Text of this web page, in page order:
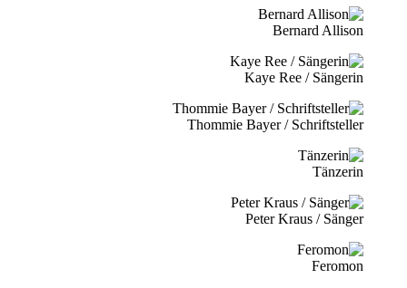
Bernard Allison
Kaye Ree / Sängerin
Thommie Bayer / Schriftsteller
Tänzerin
Peter Kraus / Sänger
Feromon